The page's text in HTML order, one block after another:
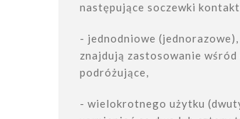
następujące soczewki
- jednodniowe
znajdują zastosowanie
podróżujące,
- wielokrotnego użytku